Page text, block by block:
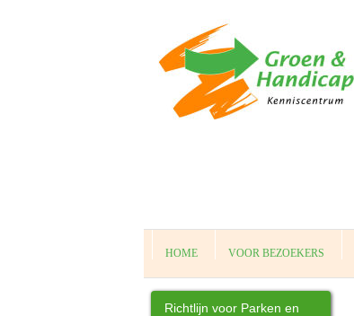
HOME VOOR BEZOEKERS
Richtlijn voor Parken en